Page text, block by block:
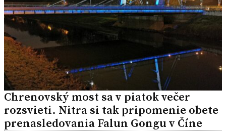
Chrenovský most sa v piatok večer
rozsvieti. Nitra si tak pripomenie obete
prenasledovania Falun Gongu v Číne